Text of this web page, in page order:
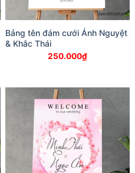
Bảng tên đám cưới Ánh Nguyệt
& Khắc Thái
250.000₫